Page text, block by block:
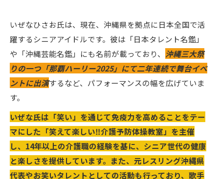
いぜなひさお氏は、現在、沖縄県を拠点に日本全国で活
躍するシニアアイドルです。彼は「日本タレント名鑑」
や「沖縄芸能名鑑」にも名前が載っており、 沖縄三大祭
りの一つ「那覇ハーリー2025」にて二年連続で舞台イベ
ントに出演するなど、パフォーマンスの幅を広げていま
す。
いぜな氏は「笑い」を通じて免疫力を高めることをテー
マにした「笑えて楽しい‼️介護予防体操教室」を主催
し、14年以上の介護職の経験を基に、シニア世代の健康
と楽しさを提供しています。また、元レスリング沖縄県
代表やお笑いタレントとしての活動も行っており、歌手